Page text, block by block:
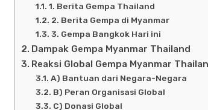
1. Berita Gempa Thailand
2. Berita Gempa di Myanmar
3. Gempa Bangkok Hari ini
Dampak Gempa Myanmar Thailand
Reaksi Global Gempa Myanmar
A) Bantuan dari Negara-Negara
B) Peran Organisasi Global
C) Donasi Global